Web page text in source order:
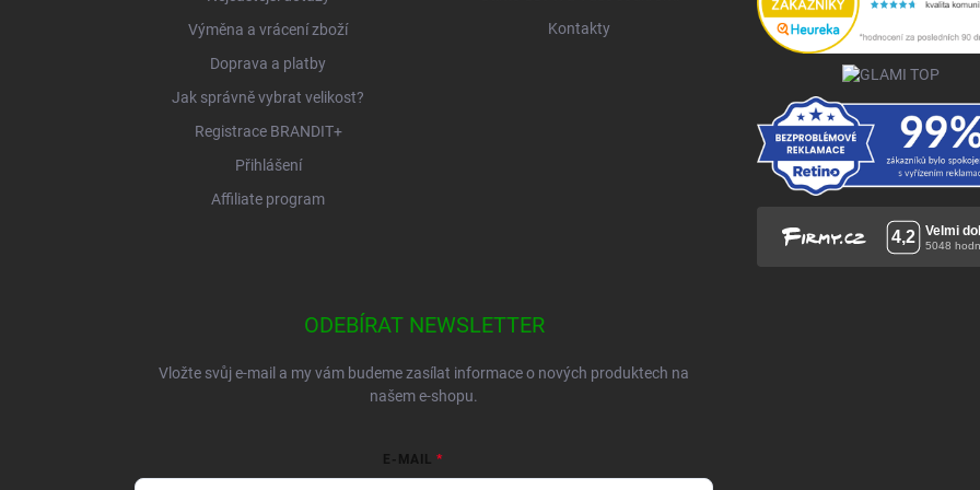
Výměna a vrácení zboží
Doprava a platby
Jak správně vybrat velikost?
Registrace BRANDIT+
Přihlášení
Affiliate program
Kontakty
ODEBÍRAT NEWSLETTER
Vložte svůj e-mail a my vám budeme zasílat informace o nových produktech na
našem e-shopu.
E-MAIL